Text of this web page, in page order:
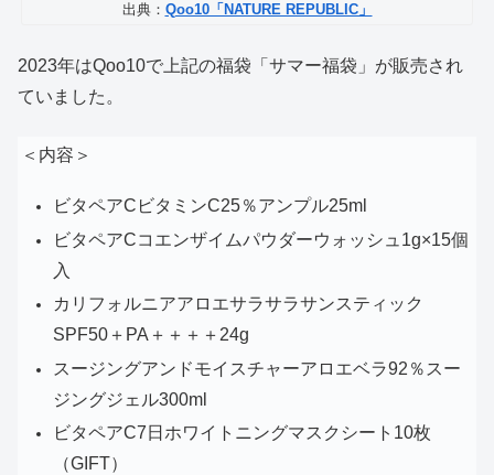
出典： Qoo10「NATURE REPUBLIC」
2023年はQoo10で上記の福袋「サマー福袋」が販売され
ていました。
＜内容＞
ビタペアCビタミンC25％アンプル25ml
ビタペアCコエンザイムパウダーウォッシュ1g×15個
入
カリフォルニアアロエサラサラサンスティック
SPF50＋PA＋＋＋＋24g
スージングアンドモイスチャーアロエベラ92％スー
ジングジェル300ml
ビタペアC7日ホワイトニングマスクシート10枚
（GIFT）